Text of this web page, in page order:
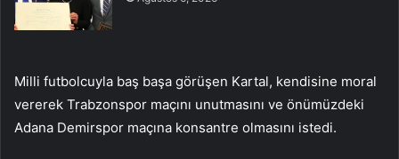
Milli futbolcuyla baş başa görüşen Kartal, kendisine moral
vererek Trabzonspor maçını unutmasını ve önümüzdeki
Adana Demirspor maçına konsantre olmasını istedi.